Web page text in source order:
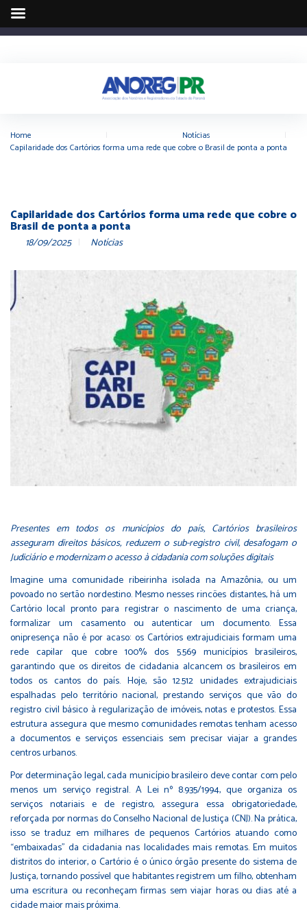
Home Notícias
Capilaridade dos Cartórios forma uma rede que cobre o Brasil de ponta a ponta
Capilaridade dos Cartórios forma uma rede que cobre o
Brasil de ponta a ponta
18/09/2025 Notícias
Presentes em todos os municípios do país, Cartórios brasileiros
asseguram direitos básicos, reduzem o sub-registro civil, desafogam o
Judiciário e modernizam o acesso à cidadania com soluções digitais
Imagine uma comunidade ribeirinha isolada na Amazônia, ou um
povoado no sertão nordestino. Mesmo nesses rincões distantes, há um
Cartório local pronto para registrar o nascimento de uma criança,
formalizar um casamento ou autenticar um documento. Essa
onipresença não é por acaso: os Cartórios extrajudiciais formam uma
rede capilar que cobre 100% dos 5.569 municípios brasileiros,
garantindo que os direitos de cidadania alcancem os brasileiros em
todos os cantos do país. Hoje, são 12.512 unidades extrajudiciais
espalhadas pelo território nacional, prestando serviços que vão do
registro civil básico à regularização de imóveis, notas e protestos. Essa
estrutura assegura que mesmo comunidades remotas tenham acesso
a documentos e serviços essenciais sem precisar viajar a grandes
centros urbanos.
Por determinação legal, cada município brasileiro deve contar com pelo
menos um serviço registral. A Lei nº 8.935/1994, que organiza os
serviços notariais e de registro, assegura essa obrigatoriedade,
reforçada por normas do Conselho Nacional de Justiça (CNJ). Na prática,
isso se traduz em milhares de pequenos Cartórios atuando como
“embaixadas” da cidadania nas localidades mais remotas. Em muitos
distritos do interior, o Cartório é o único órgão presente do sistema de
Justiça, tornando possível que habitantes registrem um filho, obtenham
uma escritura ou reconheçam firmas sem viajar horas ou dias até a
cidade maior mais próxima.